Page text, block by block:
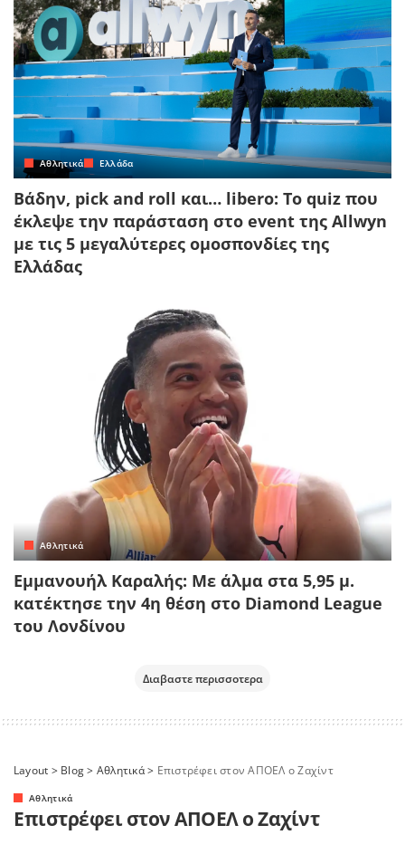
Αθλητικά Ελλάδα
Βάδην, pick and roll και… libero: Το quiz που
έκλεψε την παράσταση στο event της Allwyn
με τις 5 μεγαλύτερες ομοσπονδίες της
Ελλάδας
Αθλητικά
Εμμανουήλ Καραλής: Με άλμα στα 5,95 μ.
κατέκτησε την 4η θέση στο Diamond League
του Λονδίνου
Διαβαστε περισσοτερα
Layout > Blog> Αθλητικά> Επιστρέφει στον ΑΠΟΕΛ ο Ζαχίντ
Αθλητικά
Επιστρέφει στον ΑΠΟΕΛ ο Ζαχίντ